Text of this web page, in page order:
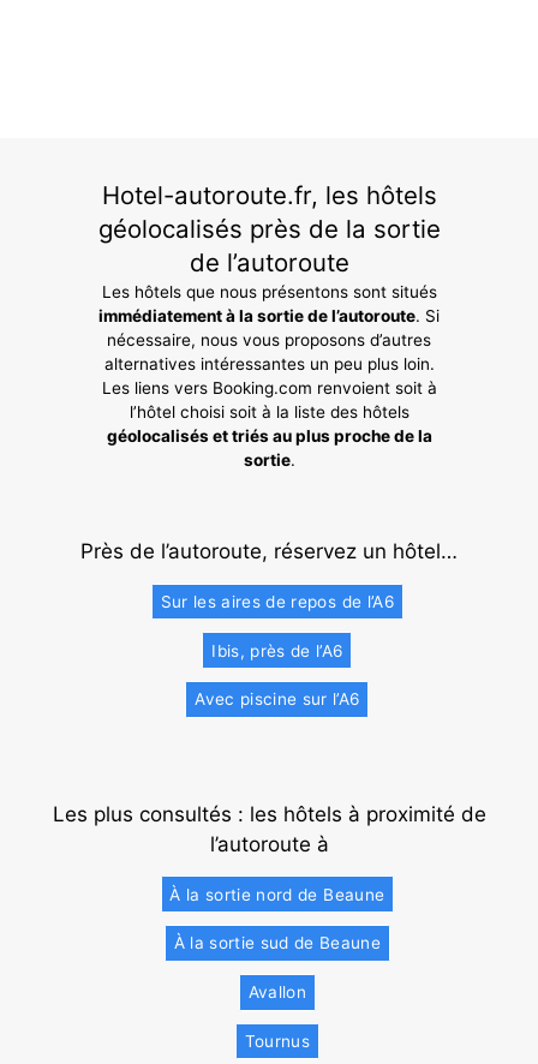
Hotel-autoroute.fr, les hôtels
géolocalisés près de la sortie
de l’autoroute
Les hôtels que nous présentons sont situés
immédiatement à la sortie de l’autoroute. Si
nécessaire, nous vous proposons d’autres
alternatives intéressantes un peu plus loin.
Les liens vers Booking.com renvoient soit à
l’hôtel choisi soit à la liste des hôtels
géolocalisés et triés au plus proche de la
sortie.
Près de l’autoroute, réservez un hôtel…
Sur les aires de repos de l’A6
Ibis, près de l’A6
Avec piscine sur l’A6
Les plus consultés : les hôtels à proximité de
l’autoroute à
À la sortie nord de Beaune
À la sortie sud de Beaune
Avallon
Tournus